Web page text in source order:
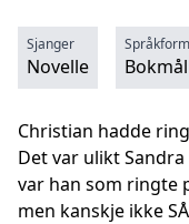
Sjanger
Novelle
Språkform
Bokmål
Christian hadde
Det var ulikt
var han som ringte
men kanskje ikke